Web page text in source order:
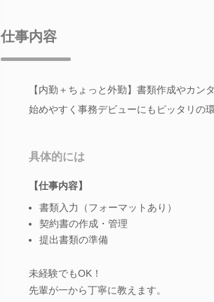
仕事内容
【内勤＋ちょっと外勤】書類作成やカン
始めやすく事務デビューにもピッタリの
具体的には
【仕事内容】
書類入力（フォーマットあり）
契約書の作成・管理
提出書類の準備
未経験でもOK！
先輩が一から丁寧に教えます。